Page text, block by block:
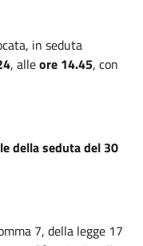
in seduta
, alleore 14.45, con
della seduta del 30
7, della legge 17